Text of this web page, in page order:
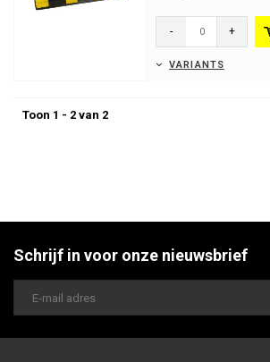
- +
VARIANTS
Toon 1 - 2 van 2
Schrijf in voor onze nieuwsbrief